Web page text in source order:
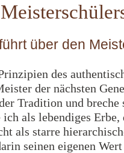
über den
des
der nächsten
Tradition und breche
als lebendiges Erbe,
als starre
seinen eigenen